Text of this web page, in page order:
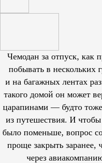
Чемодан за отпуск, как
побывать в нескольких
и на багажных лентах
такого домой он может
царапинами — будто
из путешествия. И
было поменьше, вопрос
проще закрыть заранее,
через